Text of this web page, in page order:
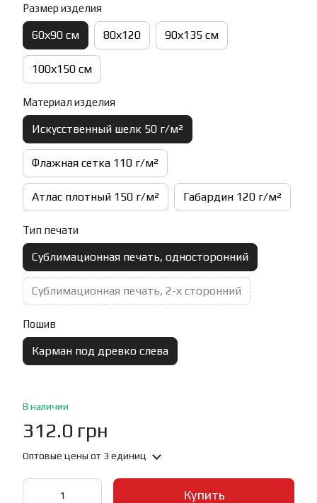
Размер изделия
60х90 см 80х120 90х135 см
100х150 см
Материал изделия
Искусственный шелк 50 г/м²
Флажная сетка 110 г/м²
Атлас плотный 150 г/м² Габардин 120 г/м²
Тип печати
Сублимационная печать, односторонний
Сублимационная печать, 2-х сторонний
Пошив
Карман под древко слева
В наличии
312.0 грн
Оптовые цены от 3 единиц
Купить